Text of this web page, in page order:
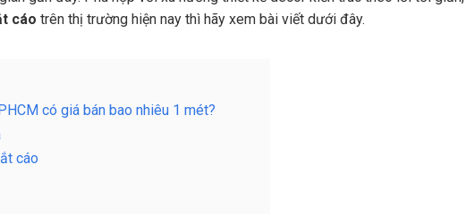
cáo trên thị trường hiện nay thì hãy xem bài viết dưới đây.
có giá bán bao nhiêu 1 mét?
cáo